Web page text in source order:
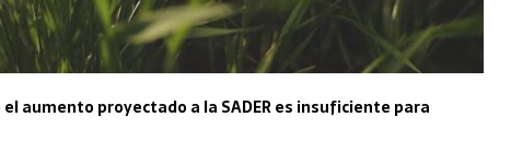
el aumento proyectado a la SADER es insuficiente para